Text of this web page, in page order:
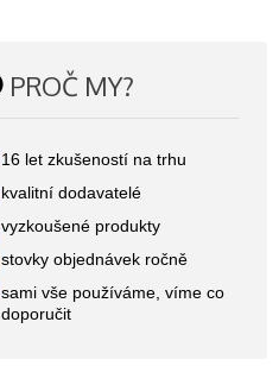
PROČ MY?
16 let zkušeností na trhu
kvalitní dodavatelé
vyzkoušené produkty
stovky objednávek ročně
sami vše používáme, víme co
doporučit